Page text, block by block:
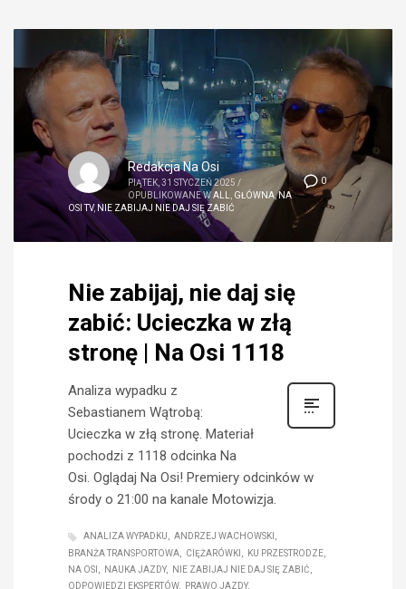
0
Redakcja Na Osi
PIĄTEK, 31 STYCZEŃ 2025 /
OPUBLIKOWANE WALL GŁÓWNA,NA
OSI TV, NIE ZABIJAJ NIE DAJ SIĘ ZABIĆ
Nie zabijaj, nie daj się
zabić: Ucieczka w złą
stronę | Na Osi 1118
Analiza wypadku z
Sebastianem Wątrobą:
Ucieczka w złą stronę. Materiał
pochodzi z 1118 odcinka Na
Osi. Oglądaj Na Osi! Premiery odcinków w
środy o 21:00 na kanale Motowizja.
ANALIZA WYPADKU
ANDRZEJ WACHOWSKI
BRANŻA TRANSPORTOWA
CIĘŻARÓWKI
KU PRZESTRODZE
NA OSI
NAUKA JAZDY
NIE ZABIJAJ NIE DAJ SIĘ ZABIĆ
ODPOWIEDZI EKSPERTÓW
PRAWO JAZDY